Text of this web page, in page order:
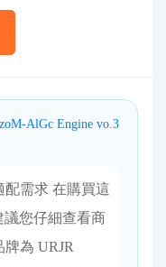
AlGc Engine vo.3
配需求 在購買這
議您仔細查看商
為 URJR